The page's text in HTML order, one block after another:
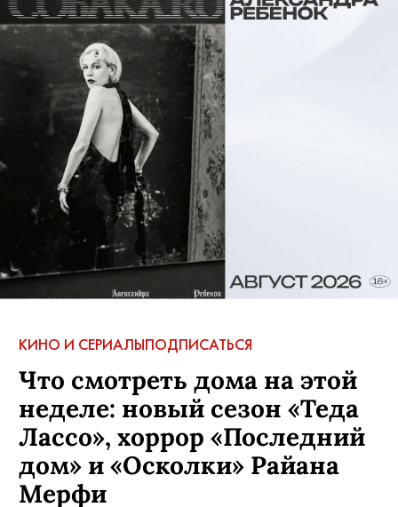
КИНО И СЕРИАЛЫПОДПИСАТЬСЯ
Что смотреть дома на этой
неделе: новый сезон «Теда
Лассо», хоррор «Последний
дом» и «Осколки» Райана
Мерфи